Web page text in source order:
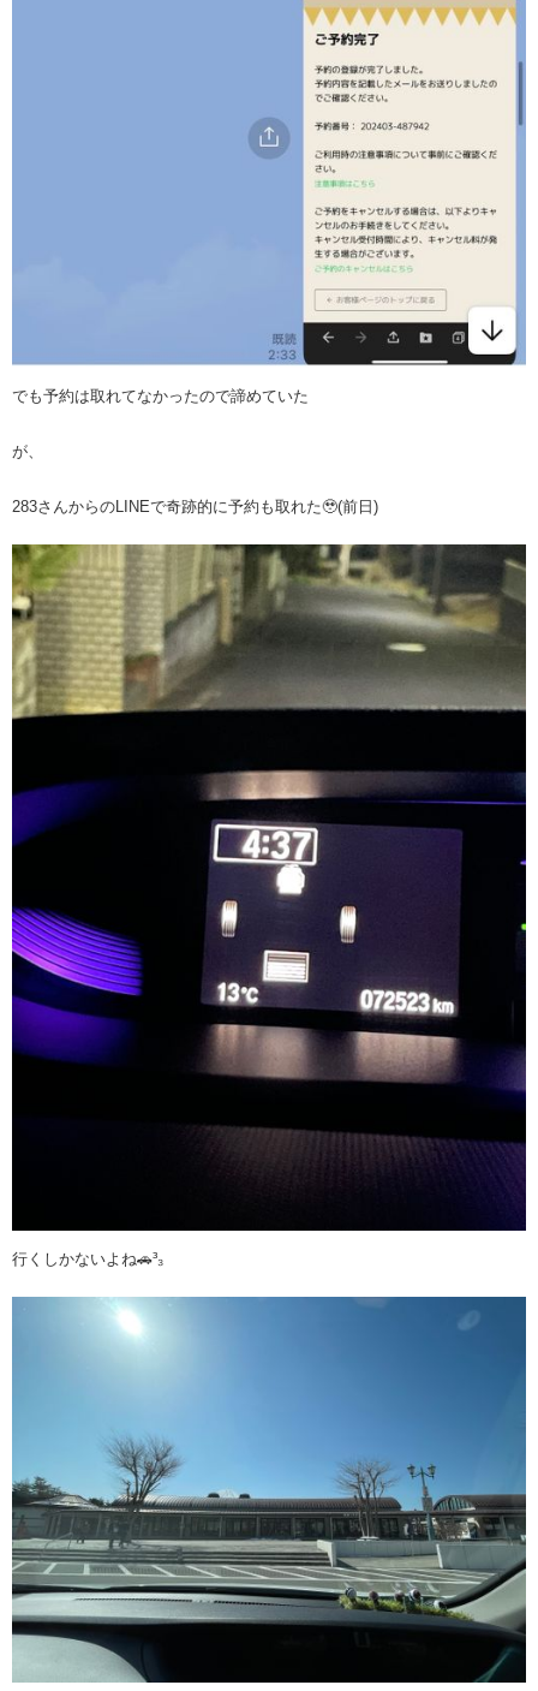
でも予約は取れてなかったので諦めていた
が、
283さんからのLINEで奇跡的に予約も取れた🥹(前日)
行くしかないよね🚗³₃